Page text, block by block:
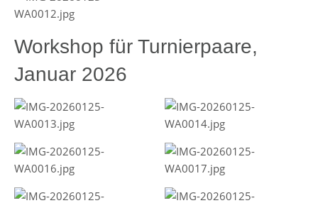
Workshop für Turnierpaare,
Januar 2026